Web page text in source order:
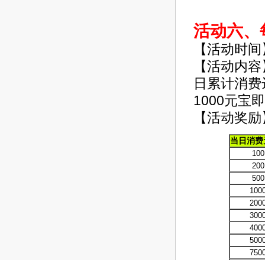
活动六、
【活动时
【活动内
日累计消
1000元宝
【活动奖
当日消
100
200
500